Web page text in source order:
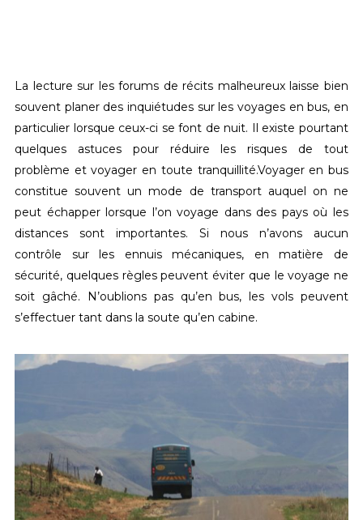
La lecture sur les forums de récits malheureux laisse bien
souvent planer des inquiétudes sur les voyages en bus, en
particulier lorsque ceux-ci se font de nuit. Il existe pourtant
quelques astuces pour réduire les risques de tout
problème et voyager en toute tranquillité.Voyager en bus
constitue souvent un mode de transport auquel on ne
peut échapper lorsque l’on voyage dans des pays où les
distances sont importantes. Si nous n’avons aucun
contrôle sur les ennuis mécaniques, en matière de
sécurité, quelques règles peuvent éviter que le voyage ne
soit gâché. N’oublions pas qu’en bus, les vols peuvent
s’effectuer tant dans la soute qu’en cabine.